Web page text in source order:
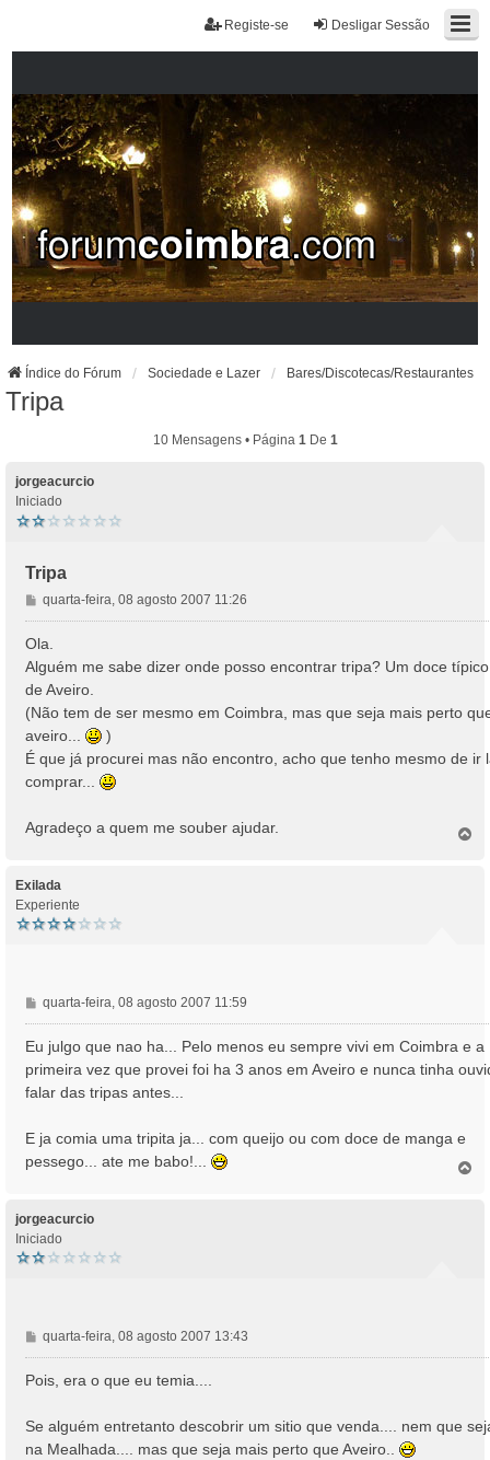
Desligar Sessão
Registe-se
Índice do Fórum Sociedade e Lazer Bares/Discotecas/Restaurantes
Tripa
10 Mensagens • Página 1De 1
jorgeacurcio
Iniciado
Tripa
M
e
n
a
g
e
m
quarta-feira, 08 agosto 2007 11:26
Ola.
Alguém me sabe dizer onde posso encontrar tripa? Um doce típico
de Aveiro.
(Não tem de ser mesmo em Coimbra, mas que seja mais perto
aveiro...
)
É que já procurei mas não encontro, acho que tenho mesmo de ir
comprar...
Agradeço a quem me souber ajudar.
Exilada
Experiente
M
e
a
g
m
quarta-feira, 08 agosto 2007 11:59
Eu julgo que nao ha... Pelo menos eu sempre vivi em Coimbra e a
primeira vez que provei foi ha 3 anos em Aveiro e nunca tinha
falar das tripas antes...
E ja comia uma tripita ja... com queijo ou com doce de manga e
pessego... ate me babo!...
jorgeacurcio
Iniciado
M
e
n
g
e
quarta-feira, 08 agosto 2007 13:43
Pois, era o que eu temia....
Se alguém entretanto descobrir um sitio que venda.... nem que
na Mealhada.... mas que seja mais perto que Aveiro..